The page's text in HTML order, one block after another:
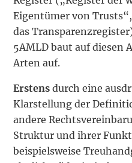
Eigentümer von
das
5AMLD baut auf diesen
Arten auf.
Erstens durch eine
Klarstellung der
andere
Struktur und ihrer
beispielsweise